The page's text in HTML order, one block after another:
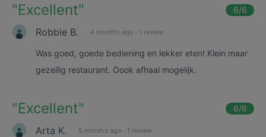
"Excellent" 6/6
Robbie B. 4 months ago · 1 review
Was goed, goede bediening en lekker eten! Klein maar
gezellig restaurant. Oook afhaal mogelijk.
"Excellent" 6/6
Arta K. 5 months ago · 1 review